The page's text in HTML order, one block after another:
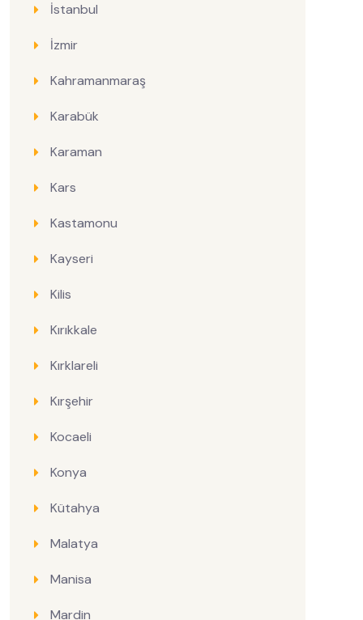
İstanbul
İzmir
Kahramanmaraş
Karabük
Karaman
Kars
Kastamonu
Kayseri
Kilis
Kırıkkale
Kırklareli
Kırşehir
Kocaeli
Konya
Kütahya
Malatya
Manisa
Mardin